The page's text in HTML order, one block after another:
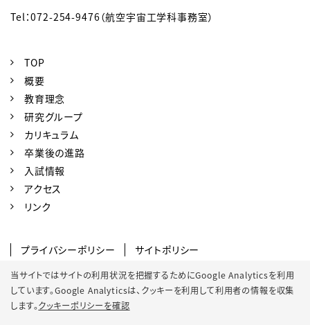
当サイトではサイトの利用状況を把握するためにGoogle Analyticsを利用
しています。Google Analyticsは、 クッキーを利用して利用者の情報を収集
します。クッキーポリシーを確認
Tel：072-254-9476（航空宇宙工学科事務室）
TOP
概要
教育理念
研究グループ
カリキュラム
卒業後の進路
入試情報
アクセス
リンク
プライバシーポリシー
サイトポリシー
SNSポリシー
クッキーポリシー
サイトマップ